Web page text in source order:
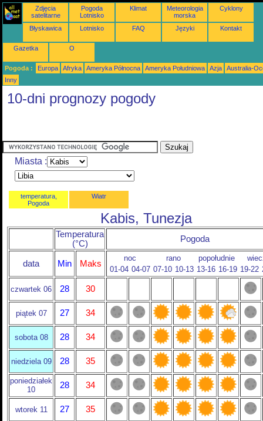
Zdjęcia
satelitarne
Pogoda
Lotnisko
Klimat
Meteorologia
morska
Cyklony
Błyskawica Lotnisko FAQ Języki Kontakt
Gazetka O
Pogoda : Europa Afryka Ameryka Północna Ameryka Południowa Azja
Australia-
Inny
10-dni prognozy pogody
Miasta :
temperatura,
Pogoda
Wiatr
Kabis, Tunezja
Temperatura
(°C)
Pogoda
data Min Maks
noc rano popołudnie
01-04 04-07 07-10 10-13 13-16 16-19 19-22
czwartek 06 28 30
piątek 07 27 34
sobota 08 28 34
niedziela 09 28 35
poniedziałek
10
28 34
wtorek 11 27 35